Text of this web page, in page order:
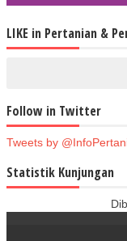
LIKE in Pertanian &
Follow in Twitter
Tweets by
Statistik Kunjungan